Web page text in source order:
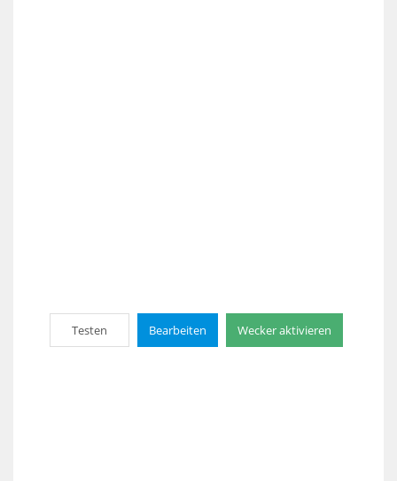
Testen Bearbeiten Wecker aktivieren